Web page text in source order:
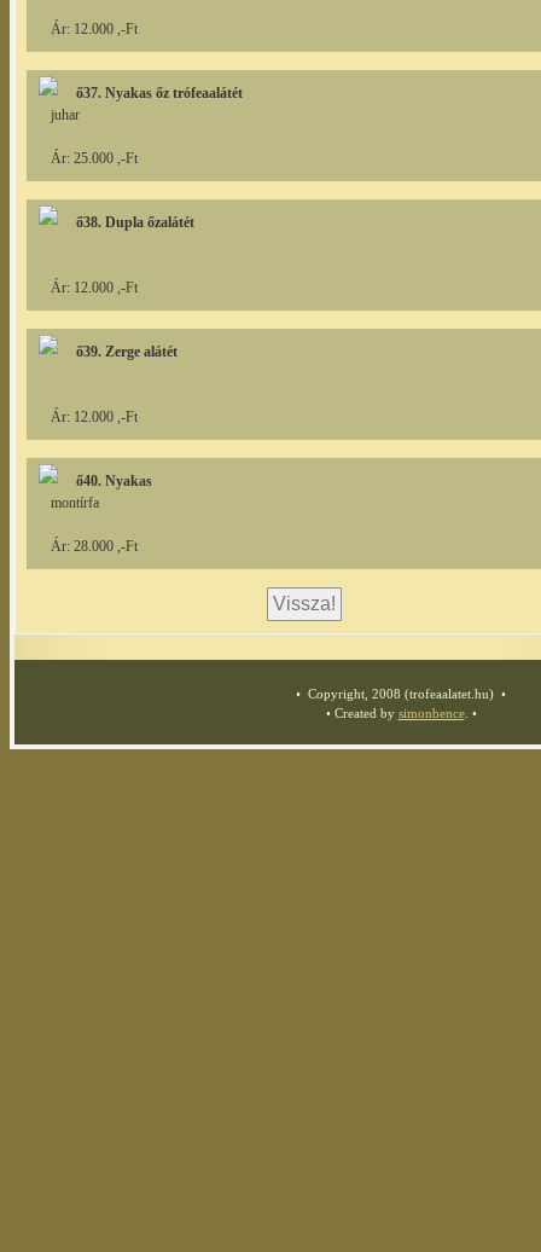
Ár: 12.000 ,-Ft
ő37. Nyakas őz trófeaalátét
juhar
Ár: 25.000 ,-Ft
ő38. Dupla őzalátét
Ár: 12.000 ,-Ft
ő39. Zerge alátét
Ár: 12.000 ,-Ft
ő40. Nyakas
montírfa
Ár: 28.000 ,-Ft
• Copyright, 2008 (trofeaalatet.hu) •
• Created by simonbence. •